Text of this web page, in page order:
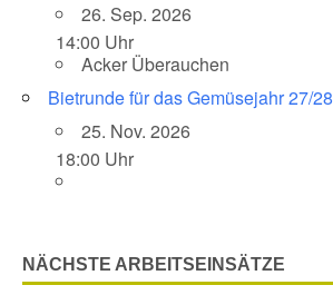
26. Sep. 2026
14:00 Uhr
Acker Überauchen
Bietrunde für das Gemüsejahr 27/28
25. Nov. 2026
18:00 Uhr
NÄCHSTE ARBEITSEINSÄTZE